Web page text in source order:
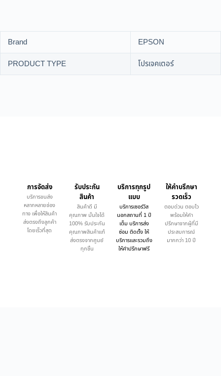
Brand
EPSON
PRODUCT TYPE
โปรเจคเตอร์
การจัดส่ง
บริการขนส่ง
หลากหลายช่อง
ทาง เพื่อให้สินค้า
ส่งตรงถึงลูกค้า
โดยเร็วที่สุด
รับประกัน
สินค้า
สินค้าดี มี
คุณภาพ มั่นใจได้
100% รับประกัน
คุณภาพสินค้าแท้
ส่งตรงจากศูนย์
ทุกชิ้น
บริการทุกรูป
แบบ
บริการเซอร์วิส
นอกสถานที่ 1 ปี
เต็ม บริการส่ง
ซ่อม ติดตั้ง ให้
บริการและรวมถึง
ให้คำปรึกษาฟรี
ให้คำบรึกษา
รวดเร็ว
ตอบด่วน ตอบไว
พร้อมให้คำ
ปรึกษาจากผู้ที่มี
ประสบการณ์
มากกว่า 10 ปี